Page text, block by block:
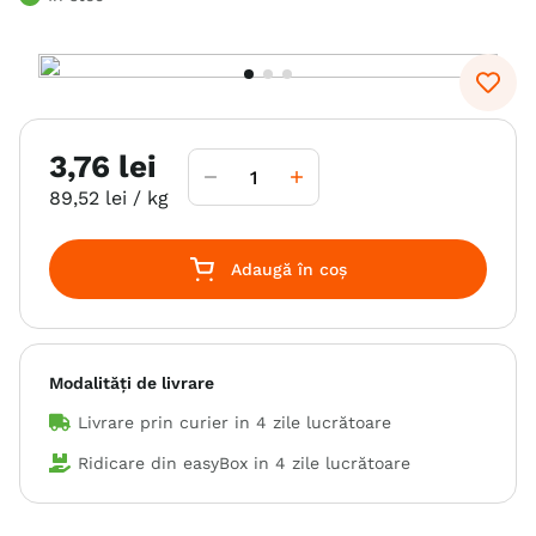
7. hypoallergenic
8. acana
9.
brit caini
10. recompense caini
3,76 lei
89,52 lei / kg
Adaugă în coș
Modalități de livrare
Livrare prin curier in 4 zile lucrătoare
Ridicare din easyBox in 4 zile lucrătoare